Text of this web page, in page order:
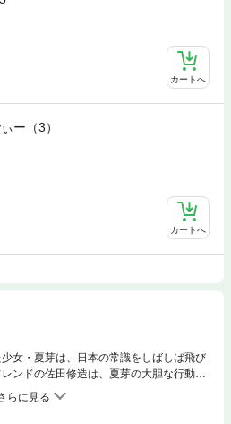
カートへ
ー（3）
カートへ
女・夏芽は、日本の常識をしばしば飛び
ンドの佐田修造は、夏芽の大胆な行動に
めるのだった。いっぽう、頑固者の祖父
信頼できる婿を得て、家名を守って欲し